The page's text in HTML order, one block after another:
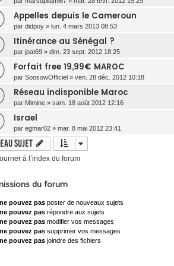
Appelles depuis le Cameroun
par didpoy » lun. 4 mars 2013 08:53
Itinérance au Sénégal ?
par jpat69 » dim. 23 sept. 2012 18:25
Forfait free 19,99€ MAROC
par SoosowOfficiel » ven. 28 déc. 2012 10:18
Réseau indisponible Maroc
par Mimine » sam. 18 août 2012 12:16
Israel
par egmar02 » mar. 8 mai 2012 23:41
sujet
à l’index du forum
du forum
ne pouvez pas poster de nouveaux sujets
ne pouvez pas répondre aux sujets
ne pouvez pas modifier vos messages
ne pouvez pas supprimer vos messages
ne pouvez pas joindre des fichiers